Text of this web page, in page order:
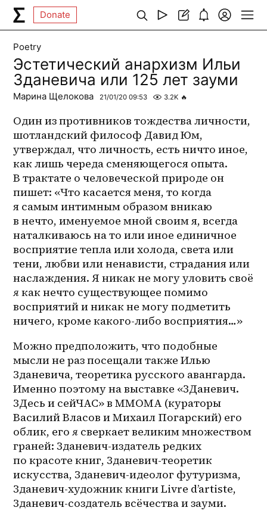
Donate
Poetry
Эстетический анархизм Ильи
Зданевича или 125 лет зауми
Марина Щелокова 21/01/20 09:53 3.2K 🔥
Один из противников тождества личности,
шотландский философ Давид Юм,
утверждал, что личность, есть ничто иное,
как лишь череда сменяющегося опыта.
В трактате о человеческой природе он
пишет: «Что касается меня, то когда
я самым интимным образом вникаю
в нечто, именуемое мной своим я, всегда
наталкиваюсь на то или иное единичное
восприятие тепла или холода, света или
тени, любви или ненависти, страдания или
я как нечто существующее помимо
восприятий и никак не могу подметить
ничего, кроме какого-либо восприятия…»
Можно предположить, что подобные
мысли не раз посещали также Илью
Зданевича, теоретика русского авангарда.
Именно поэтому на выставке «ЗДаневич.
ЗДесь и сейЧАС» в ММОМА (кураторы
Василий Власов и Михаил Погарский) его
облик, его я сверкает великим множеством
граней: Зданевич-издатель редких
по красоте книг, Зданевич-теоретик
искусства, Зданевич-идеолог футуризма,
Зданевич-художник книги Livre d’artiste,
Зданевич-создатель всёчества и зауми.